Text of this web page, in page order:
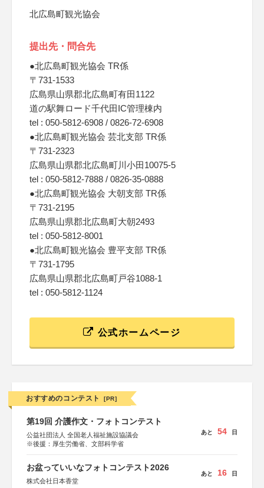
北広島町観光協会
提出先・問合先
●北広島町観光協会 TR係
〒731-1533
広島県山県郡北広島町有田1122
道の駅舞ロード千代田IC管理棟内
tel : 050-5812-6908 / 0826-72-6908
●北広島町観光協会 芸北支部 TR係
〒731-2323
広島県山県郡北広島町川小田10075-5
tel : 050-5812-7888 / 0826-35-0888
●北広島町観光協会 大朝支部 TR係
〒731-2195
広島県山県郡北広島町大朝2493
tel : 050-5812-8001
●北広島町観光協会 豊平支部 TR係
〒731-1795
広島県山県郡北広島町戸谷1088-1
tel : 050-5812-1124
公式ホームページ
おすすめのコンテスト [PR]
第19回 介護作文・フォトコンテスト
公益社団法人 全国老人福祉施設協議会
※後援：厚生労働省、文部科学省
あと 54 日
お盆っていいなフォトコンテスト2026
株式会社日本香堂
あと 16 日